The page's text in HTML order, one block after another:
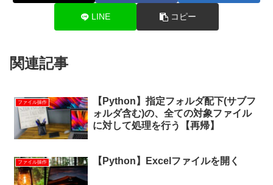
LINE コピー
関連記事
ファイル操作
【Python】指定フォルダ配下(サブフ
ォルダ含む)の、全ての対象ファイル
に対して処理を行う【再帰】
ファイル操作 【Python】Excelファイルを開く